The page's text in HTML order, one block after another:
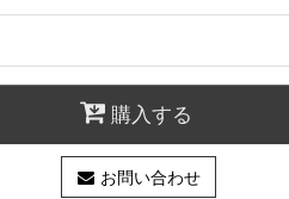
購入する
お問い合わせ